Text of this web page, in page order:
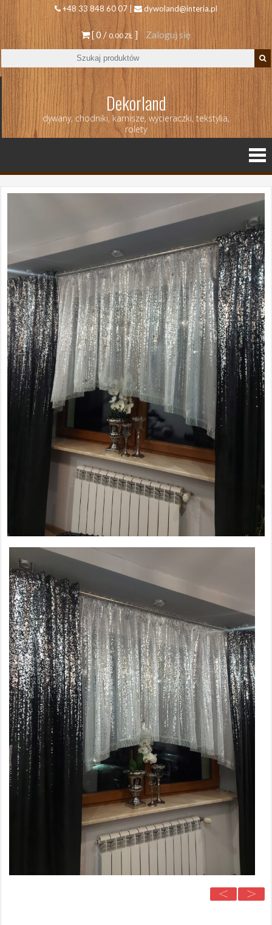
+48 33 848 60 07 | dywoland@interia.pl
[ 0 /0.00 ZŁ ] Zaloguj się
Dekorland
dywany, chodniki, karnisze, wycieraczki, tekstylia,
rolety